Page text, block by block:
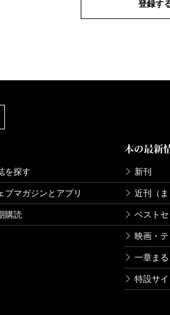
登録す
を探す
ブマガジンとアプリ
購読
本の最新
新刊
近刊（ま
ベスト
映画・
一章ま
特設サ